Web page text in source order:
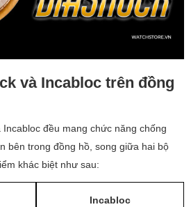
và Incabloc trên đồng
đều mang chức năng chống
bên trong đồng hồ, song giữa hai bộ
khác biệt như sau:
Incabloc